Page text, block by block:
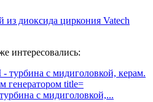
интересовались:
с мидиголовкой,...